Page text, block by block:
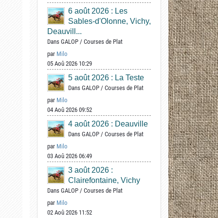
6 août 2026 : Les
Sables-d'Olonne, Vichy,
Deauvill...
Dans GALOP / Courses de Plat
par Milo
05 Aoû 2026 10:29
5 août 2026 : La Teste
Dans GALOP / Courses de Plat
par Milo
04 Aoû 2026 09:52
4 août 2026 : Deauville
Dans GALOP / Courses de Plat
par Milo
03 Aoû 2026 06:49
3 août 2026 :
Clairefontaine, Vichy
Dans GALOP / Courses de Plat
par Milo
02 Aoû 2026 11:52